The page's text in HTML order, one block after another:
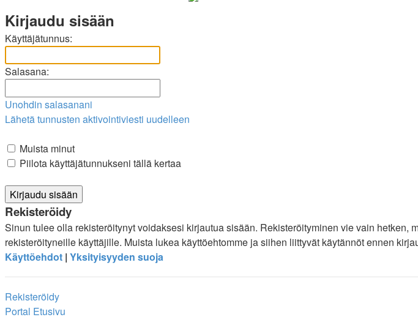
Kirjaudu sisään
Käyttäjätunnus:
Salasana:
Unohdin salasanani
Lähetä tunnusten aktivointiviesti uudelleen
Muista minut
Piilota käyttäjätunnukseni tällä kertaa
Rekisteröidy
Sinun tulee olla rekisteröitynyt voidaksesi kirjautua sisään. Rekisteröityminen vie vain
rekisteröityneille käyttäjille. Muista lukea käyttöehtomme ja siihen liittyvät käytännöt ennen
Käyttöehdot | Yksityisyyden suoja
Rekisteröidy
Portal Etusivu